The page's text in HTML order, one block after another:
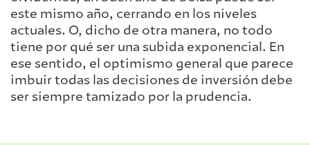
este mismo año, cerrando en los niveles
actuales. O, dicho de otra manera, no todo
tiene por qué ser una subida exponencial. En
ese sentido, el optimismo general que parece
imbuir todas las decisiones de inversión debe
ser siempre tamizado por la prudencia.